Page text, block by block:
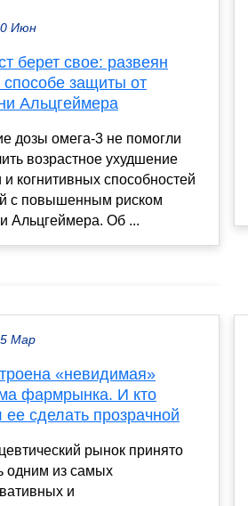
Июн
берет свое: развеян
защиты от
Альцгеймера
дозы омега-3 не помогли
возрастное ухудшение
и когнитивных способностей
с повышенным риском
Альцгеймера. Об ...
Мар
«невидимая»
фармрынка. И кто
сделать прозрачной
рынок принято
одним из самых
и